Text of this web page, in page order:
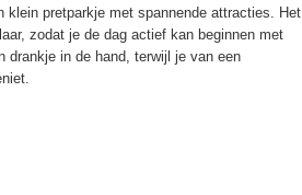
klein pretparkje met spannende attracties. Het
zodat je de dag actief kan beginnen met
in de hand, terwijl je van een